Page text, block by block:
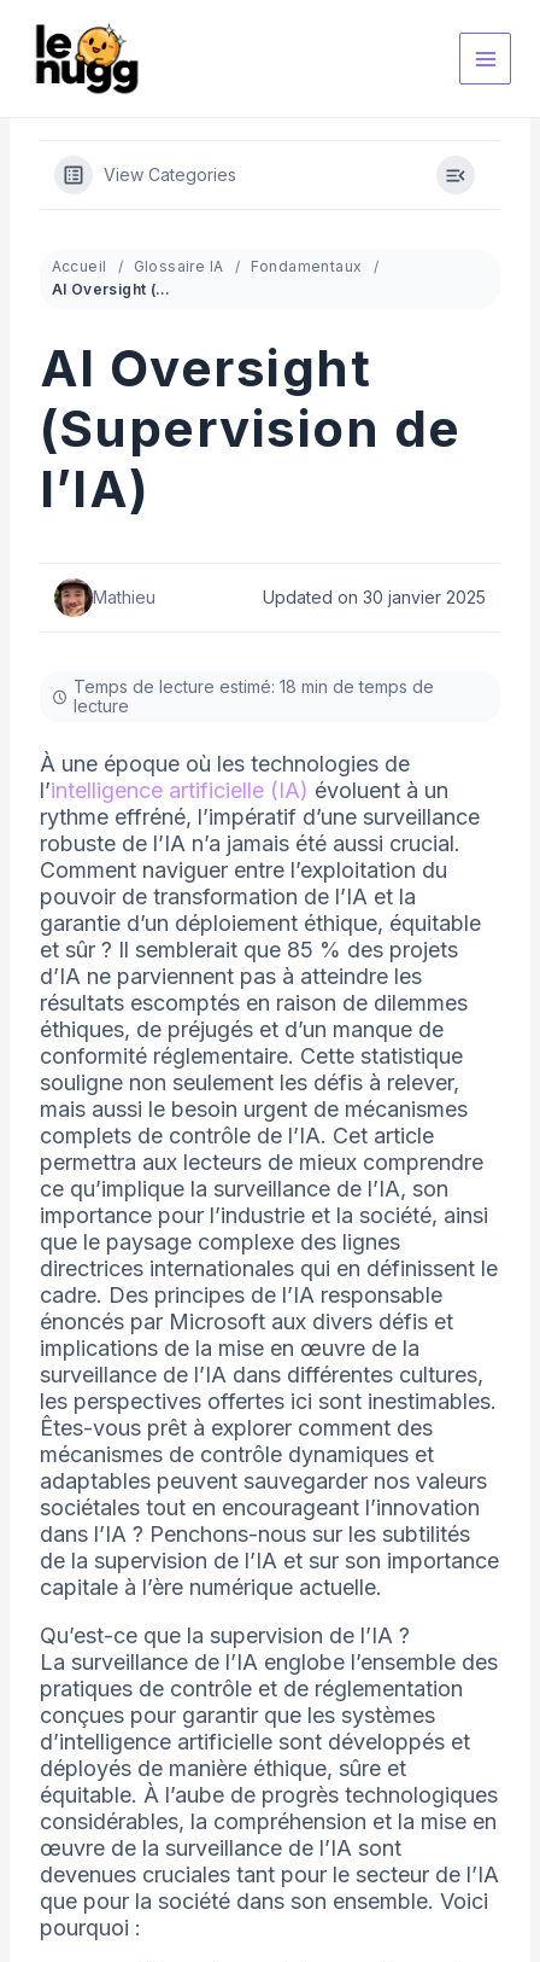
contenu
View Categories
Accueil Glossaire IA
Fondamentaux
AI Oversight (Supervision de l’IA)
AI Oversight
(Supervision de
l’IA)
Mathieu Updated on 30 janvier 2025
Temps de lecture estimé: 18 min de temps de
lecture
À une époque où les technologies de
l’intelligence artificielle (IA) évoluent à un
rythme effréné, l’impératif d’une surveillance
robuste de l’IA n’a jamais été aussi crucial.
Comment naviguer entre l’exploitation du
pouvoir de transformation de l’IA et la
garantie d’un déploiement éthique, équitable
et sûr ? Il semblerait que 85 % des projets
d’IA ne parviennent pas à atteindre les
résultats escomptés en raison de dilemmes
éthiques, de préjugés et d’un manque de
conformité réglementaire. Cette statistique
souligne non seulement les défis à relever,
mais aussi le besoin urgent de mécanismes
complets de contrôle de l’IA. Cet article
permettra aux lecteurs de mieux comprendre
ce qu’implique la surveillance de l’IA, son
importance pour l’industrie et la société, ainsi
que le paysage complexe des lignes
directrices internationales qui en définissent le
cadre. Des principes de l’IA responsable
énoncés par Microsoft aux divers défis et
implications de la mise en œuvre de la
surveillance de l’IA dans différentes cultures,
les perspectives offertes ici sont inestimables.
Êtes-vous prêt à explorer comment des
mécanismes de contrôle dynamiques et
adaptables peuvent sauvegarder nos valeurs
sociétales tout en encourageant l’innovation
dans l’IA ? Penchons-nous sur les subtilités
de la supervision de l’IA et sur son importance
capitale à l’ère numérique actuelle.
Qu’est-ce que la supervision de l’IA ?
La surveillance de l’IA englobe l’ensemble des
pratiques de contrôle et de réglementation
conçues pour garantir que les systèmes
d’intelligence artificielle sont développés et
déployés de manière éthique, sûre et
équitable. À l’aube de progrès technologiques
considérables, la compréhension et la mise en
œuvre de la surveillance de l’IA sont
devenues cruciales tant pour le secteur de l’IA
que pour la société dans son ensemble. Voici
pourquoi :